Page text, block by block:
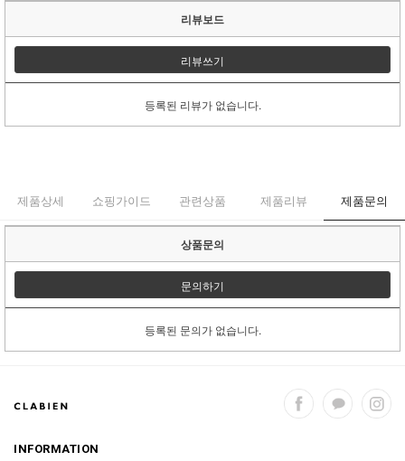
리뷰보드
리뷰쓰기
등록된 리뷰가 없습니다.
제품상세 쇼핑가이드 관련상품 제품리뷰 제품문의
상품문의
문의하기
등록된 문의가 없습니다.
INFORMATION